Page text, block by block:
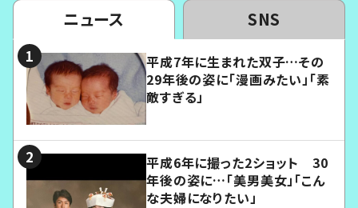
ニュース SNS
平成7年に生まれた双子…その
29年後の姿に「漫画みたい」「素
敵すぎる」
平成6年に撮った2ショット 30
年後の姿に…「美男美女」「こん
な夫婦になりたい」